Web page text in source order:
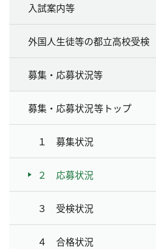
入試案内等
外国人生徒等の都立高校受検
募集・応募状況等
募集・応募状況等トップ
１ 募集状況
２ 応募状況
３ 受検状況
４ 合格状況